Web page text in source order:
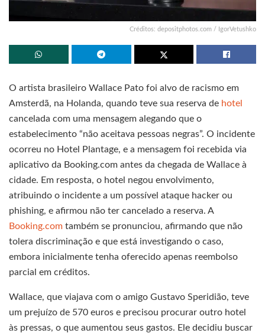
Créditos: depositphotos.com / IgorVetushko
O artista brasileiro Wallace Pato foi alvo de racismo em
Amsterdã, na Holanda, quando teve sua reserva de hotel
cancelada com uma mensagem alegando que o
estabelecimento “não aceitava pessoas negras”. O incidente
ocorreu no Hotel Plantage, e a mensagem foi recebida via
aplicativo da Booking.com antes da chegada de Wallace à
cidade. Em resposta, o hotel negou envolvimento,
atribuindo o incidente a um possível ataque hacker ou
phishing, e afirmou não ter cancelado a reserva. A
Booking.com também se pronunciou, afirmando que não
tolera discriminação e que está investigando o caso,
embora inicialmente tenha oferecido apenas reembolso
parcial em créditos.
Wallace, que viajava com o amigo Gustavo Speridião, teve
um prejuízo de 570 euros e precisou procurar outro hotel
às pressas, o que aumentou seus gastos. Ele decidiu buscar